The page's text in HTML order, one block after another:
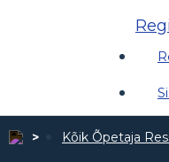
Kõik Õpetaja